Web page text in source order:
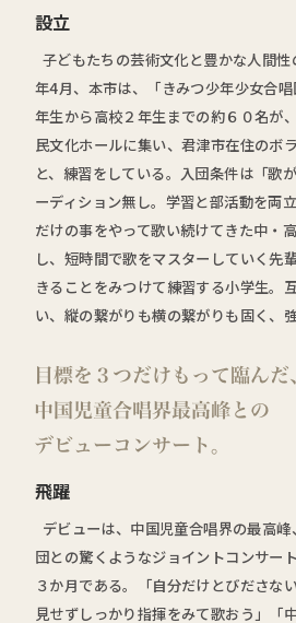
設立
子どもたちの芸術文化と豊かな人間
年4月、本市は、「きみつ少年少女合
年生から高校２年生までの約６０名
民文化ホールに集い、君津市在住のボ
と、練習をしている。入団条件は「歌
ーディション無し。学習と部活動を両
だけの事をやって歌い続けてきた中・
し、短時間で歌をマスターしていく先
きることをみつけて練習する小学生。
い、縦の繋がりも横の繋がりも固く、
飛躍
デビューは、中国児童合唱界の最高
団との驚くようなジョイントコンサー
３か月である。「自分だけとびださな
見せずしっかり指揮をみて歌おう」「